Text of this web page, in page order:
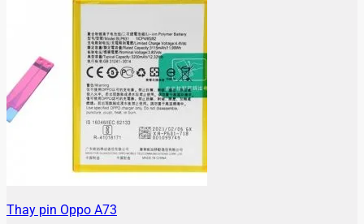
Thay pin Oppo A73